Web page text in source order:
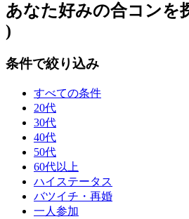
あなた好みの合コンを
)
条件で絞り込み
すべての条件
20代
30代
40代
50代
60代以上
ハイステータス
バツイチ・再婚
一人参加